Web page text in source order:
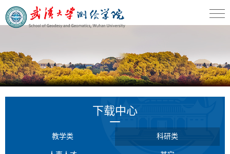
下载中心
教学类 科研类